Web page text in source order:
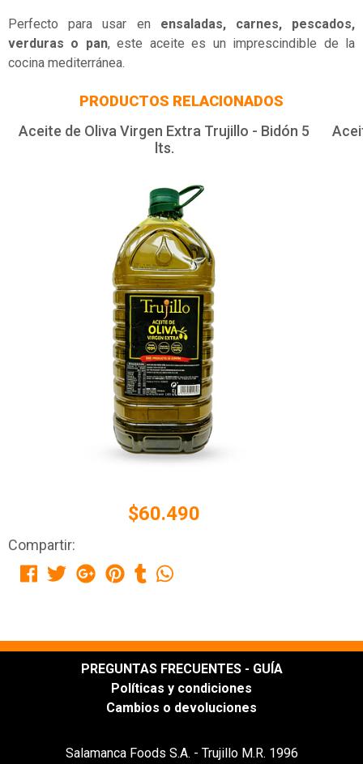
Perfecto para usar en ensaladas, carnes, pescados,
verduras o pan, este aceite es un imprescindible de la
cocina mediterránea.
PRODUCTOS RELACIONADOS
Aceite de Oliva Virgen Extra Trujillo - Bidón 5
lts.
$60.490
Compartir:
PREGUNTAS FRECUENTES - GUÍA
Políticas y condiciones
Cambios o devoluciones
Salamanca Foods S.A. - Trujillo M.R. 1996